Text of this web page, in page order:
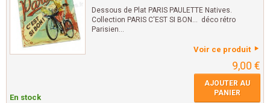
Dessous de Plat PARIS PAULETTE Natives.
Collection PARIS C'EST SI BON... déco rétro
Parisien...
Voir ce produit
9,00 €
En stock
AJOUTER AU
PANIER